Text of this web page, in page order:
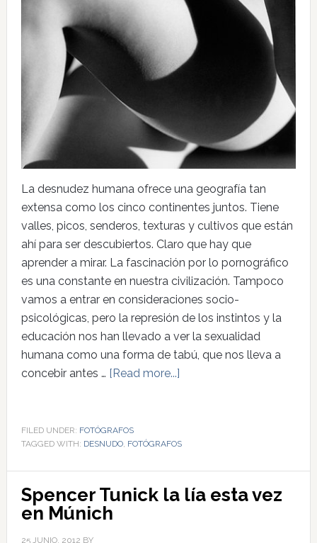
La desnudez humana ofrece una geografía tan
extensa como los cinco continentes juntos. Tiene
valles, picos, senderos, texturas y cultivos que están
ahí para ser descubiertos. Claro que hay que
aprender a mirar. La fascinación por lo pornográfico
es una constante en nuestra civilización. Tampoco
vamos a entrar en consideraciones socio-
psicológicas, pero la represión de los instintos y la
educación nos han llevado a ver la sexualidad
humana como una forma de tabú, que nos lleva a
concebir antes … [Read more...]
FILED UNDER: FOTÓGRAFOS
TAGGED WITH: DESNUDO, FOTÓGRAFOS
Spencer Tunick la lía esta vez
en Múnich
25 JUNIO, 2012 BY